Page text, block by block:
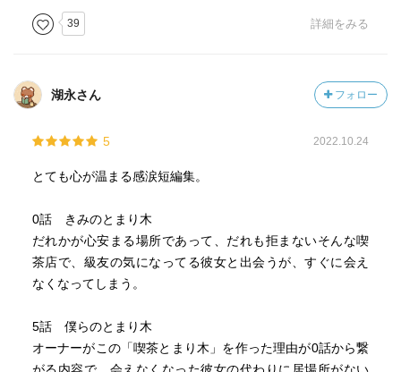
39 詳細をみる
湖永さん フォロー
5 2022.10.24
とても心が温まる感涙短編集。
0話 きみのとまり木
だれかが心安まる場所であって、だれも拒まないそんな喫
茶店で、級友の気になってる彼女と出会うが、すぐに会え
なくなってしまう。
5話 僕らのとまり木
オーナーがこの「喫茶とまり木」を作った理由が0話から繋